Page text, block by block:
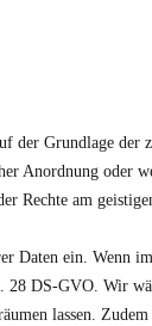
der Grundlage der
Anordnung oder
Rechte am
Daten ein. Wenn im
28 DS-GVO. Wir
lassen. Zudem